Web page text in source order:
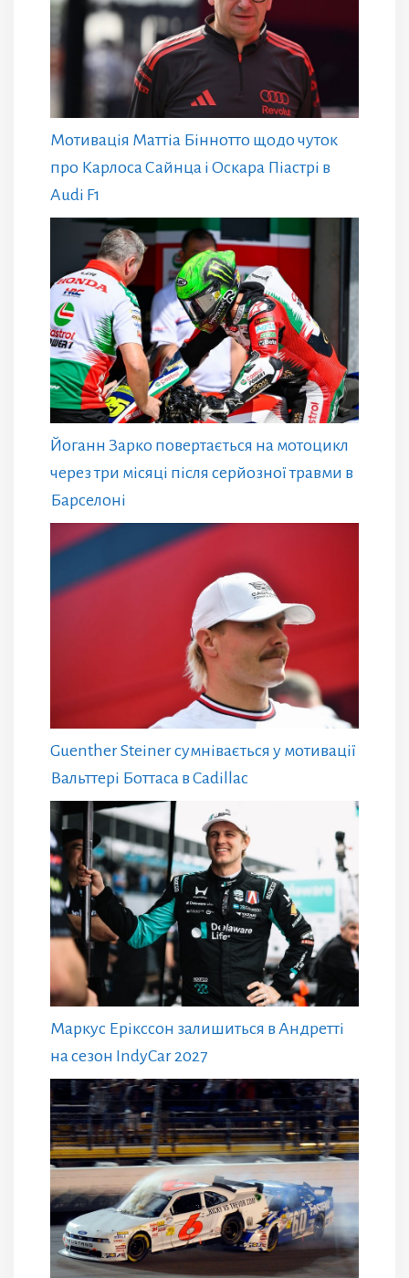
Мотивація Маттіа Біннотто щодо чуток
про Карлоса Сайнца і Оскара Піастрі в
Audi F1
Йоганн Зарко повертається на мотоцикл
через три місяці після серйозної травми в
Барселоні
Guenther Steiner сумнівається у мотивації
Вальттері Боттаса в Cadillac
Маркус Ерікссон залишиться в Андретті
на сезон IndyCar 2027